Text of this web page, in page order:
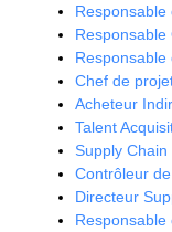
Responsable
Responsable
Responsable
Chef de
Acheteur
Talent
Supply
Contrôleur
Directeur
Responsable